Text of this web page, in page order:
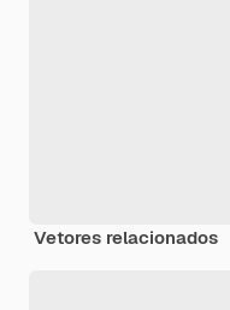
Vetores relacionados